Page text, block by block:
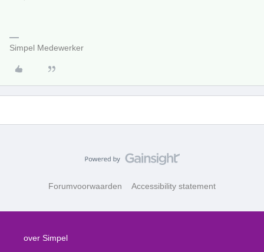
Simpel Medewerker
Forumvoorwaarden Accessibility statement
over Simpel